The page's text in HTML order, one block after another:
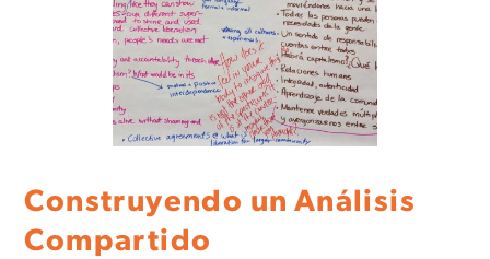
Construyendo un Análisis
Compartido